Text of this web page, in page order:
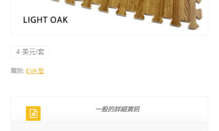
4 美元/套
類別: EVA 墊
一般的詳細資訊